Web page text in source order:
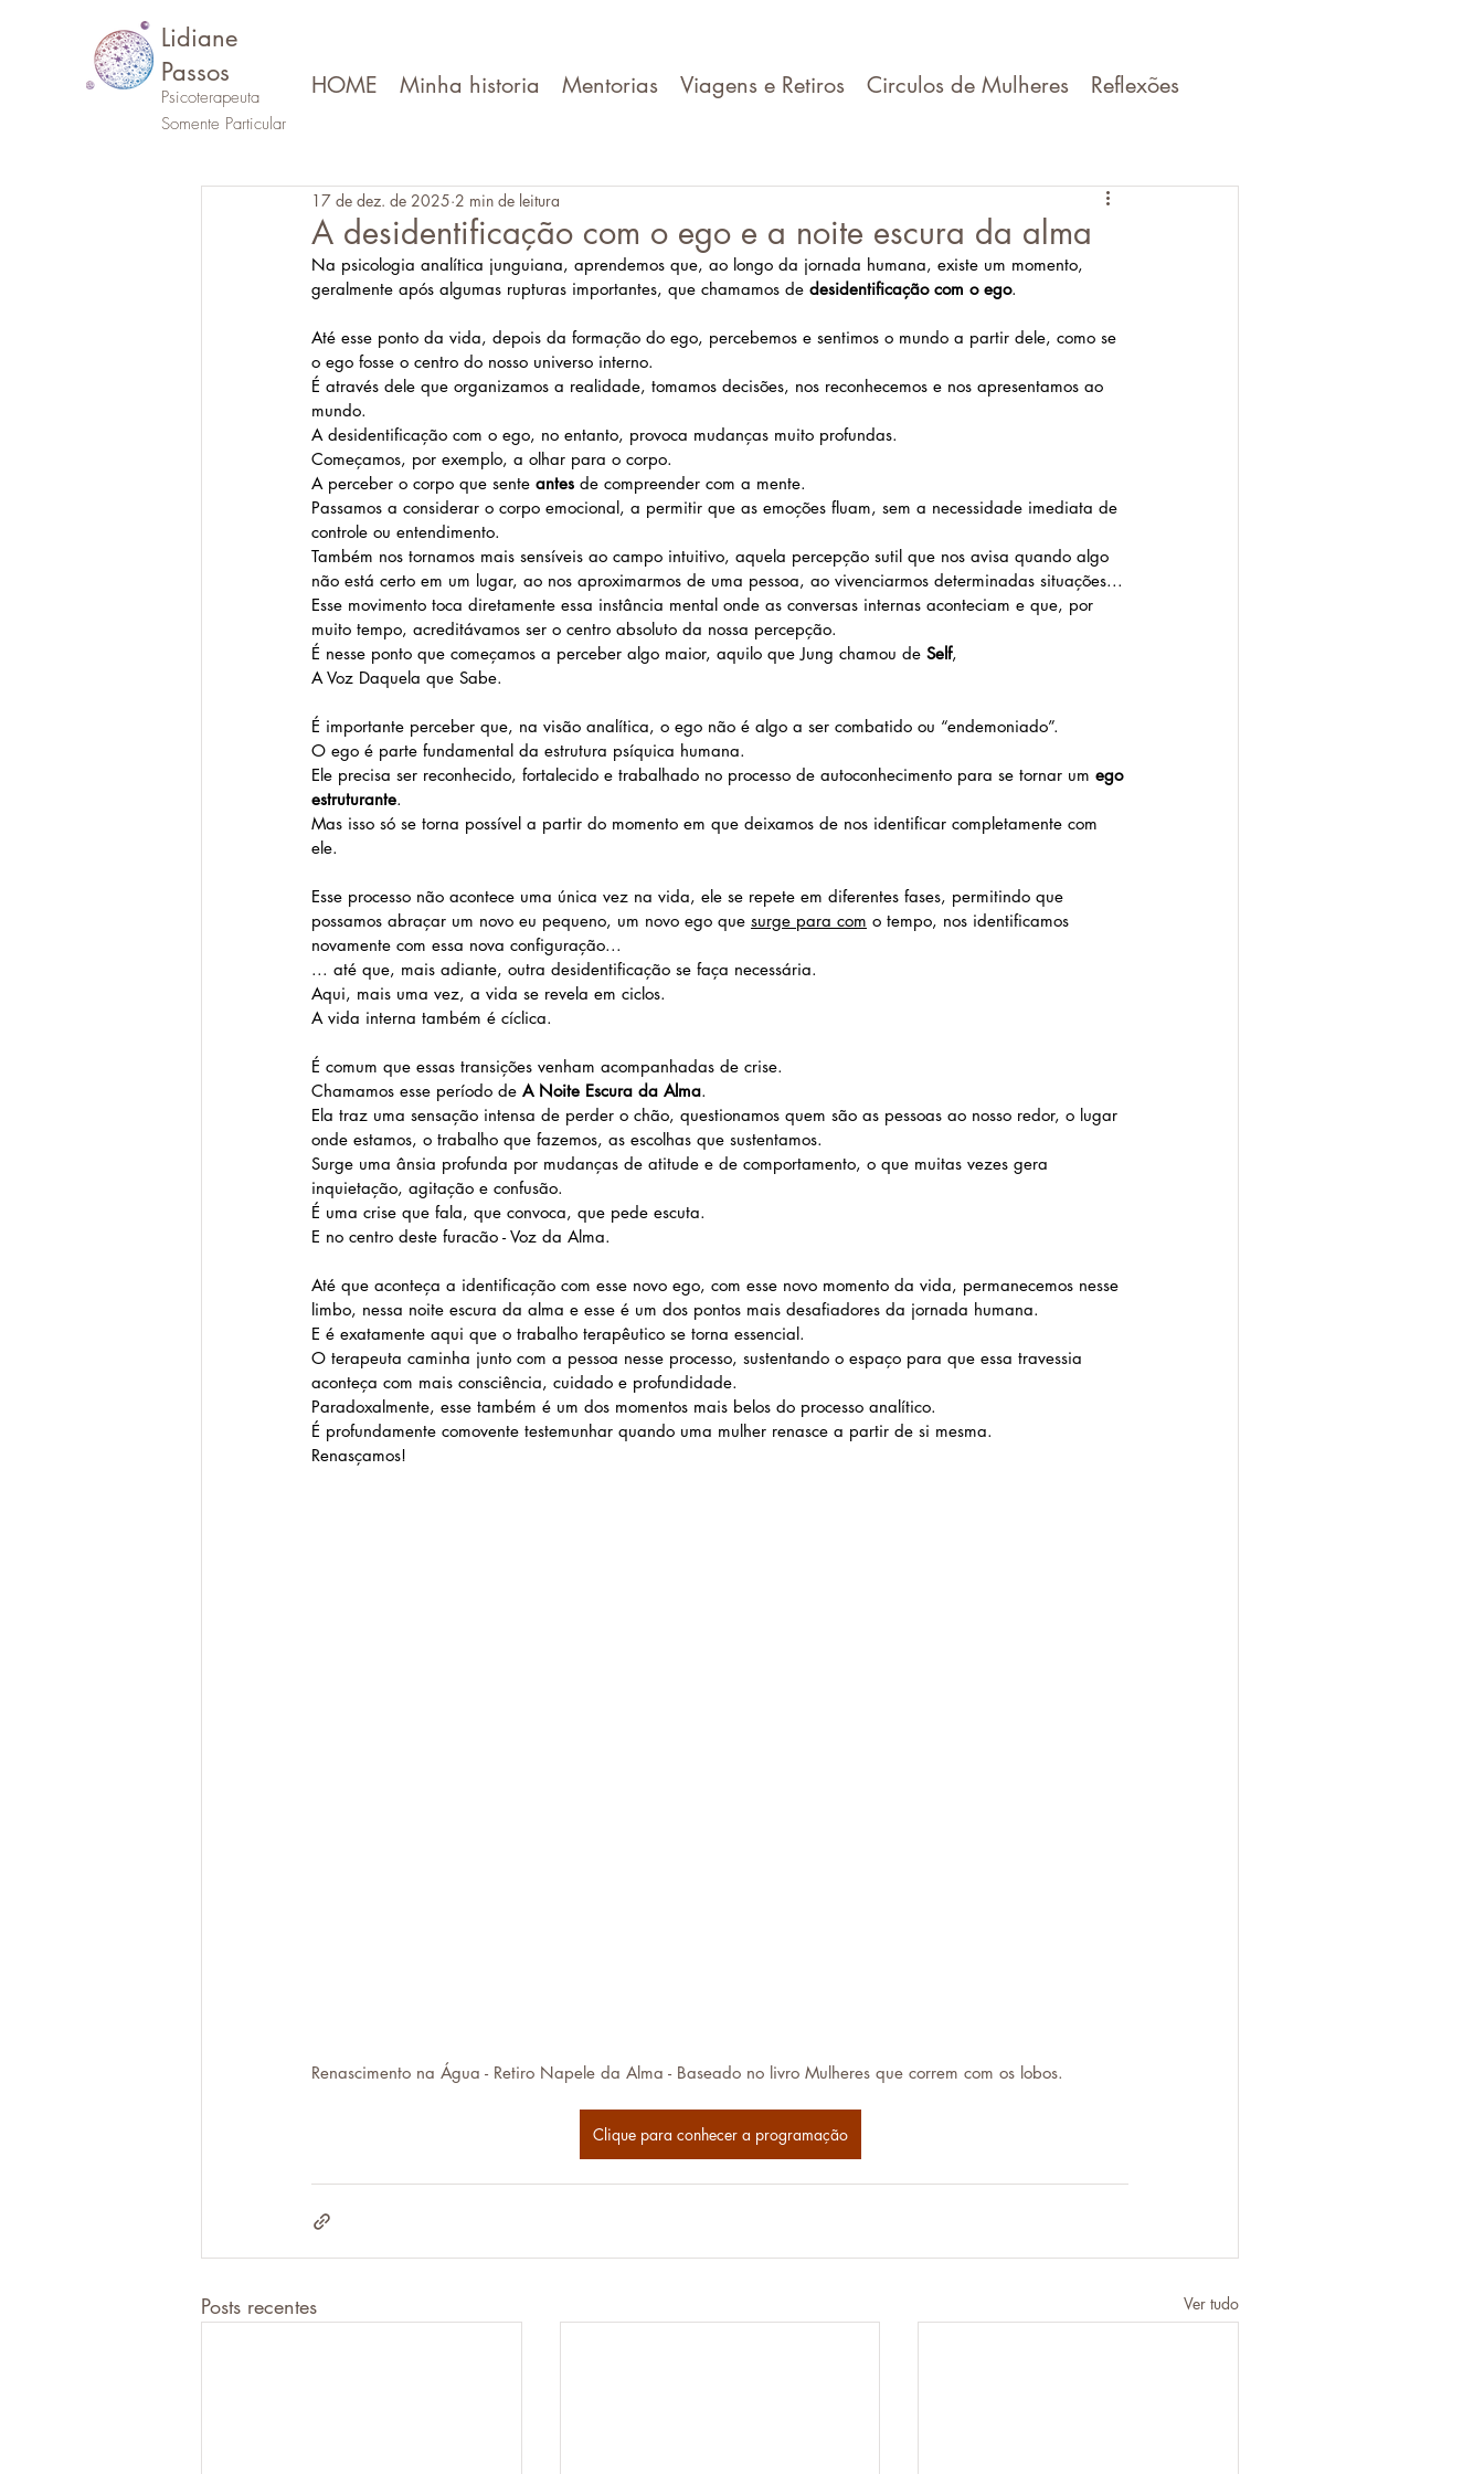
Lidiane
Passos
Psicoterapeuta
Somente Particular
HOME Minha historia Mentorias Viagens e Retiros Circulos de Mulheres Reflexões
A desidentificação com o ego e a noite escura da alma
17 de dez. de 2025 2 min de leitura
Na psicologia analítica junguiana, aprendemos que, ao longo da jornada humana, existe um momento,
geralmente após algumas rupturas importantes, que chamamos de desidentificação com o ego.
Até esse ponto da vida, depois da formação do ego, percebemos e sentimos o mundo a partir dele, como se
o ego fosse o centro do nosso universo interno.
É através dele que organizamos a realidade, tomamos decisões, nos reconhecemos e nos apresentamos ao
mundo.
A desidentificação com o ego, no entanto, provoca mudanças muito profundas.
Começamos, por exemplo, a olhar para o corpo.
A perceber o corpo que sente antes de compreender com a mente.
Passamos a considerar o corpo emocional, a permitir que as emoções fluam, sem a necessidade imediata de
controle ou entendimento.
Também nos tornamos mais sensíveis ao campo intuitivo, aquela percepção sutil que nos avisa quando algo
não está certo em um lugar, ao nos aproximarmos de uma pessoa, ao vivenciarmos determinadas situações...
Esse movimento toca diretamente essa instância mental onde as conversas internas aconteciam e que, por
muito tempo, acreditávamos ser o centro absoluto da nossa percepção.
É nesse ponto que começamos a perceber algo maior, aquilo que Jung chamou de Self,
A Voz Daquela que Sabe.
É importante perceber que, na visão analítica, o ego não é algo a ser combatido ou “endemoniado”.
O ego é parte fundamental da estrutura psíquica humana.
Ele precisa ser reconhecido, fortalecido e trabalhado no processo de autoconhecimento para se tornar um ego
estruturante.
Mas isso só se torna possível a partir do momento em que deixamos de nos identificar completamente com
ele.
Esse processo não acontece uma única vez na vida, ele se repete em diferentes fases, permitindo que
possamos abraçar um novo eu pequeno, um novo ego que surge para com o tempo, nos identificamos
novamente com essa nova configuração...
... até que, mais adiante, outra desidentificação se faça necessária.
Aqui, mais uma vez, a vida se revela em ciclos.
A vida interna também é cíclica.
É comum que essas transições venham acompanhadas de crise.
Chamamos esse período de A Noite Escura da Alma.
Ela traz uma sensação intensa de perder o chão, questionamos quem são as pessoas ao nosso redor, o lugar
onde estamos, o trabalho que fazemos, as escolhas que sustentamos.
Surge uma ânsia profunda por mudanças de atitude e de comportamento, o que muitas vezes gera
inquietação, agitação e confusão.
É uma crise que fala, que convoca, que pede escuta.
E no centro deste furacão - Voz da Alma.
Até que aconteça a identificação com esse novo ego, com esse novo momento da vida, permanecemos nesse
limbo, nessa noite escura da alma e esse é um dos pontos mais desafiadores da jornada humana.
E é exatamente aqui que o trabalho terapêutico se torna essencial.
O terapeuta caminha junto com a pessoa nesse processo, sustentando o espaço para que essa travessia
aconteça com mais consciência, cuidado e profundidade.
Paradoxalmente, esse também é um dos momentos mais belos do processo analítico.
É profundamente comovente testemunhar quando uma mulher renasce a partir de si mesma.
Renasçamos!
Renascimento na Água - Retiro Napele da Alma - Baseado no livro Mulheres que correm com os lobos.
Clique para conhecer a programação
Posts recentes Ver tudo